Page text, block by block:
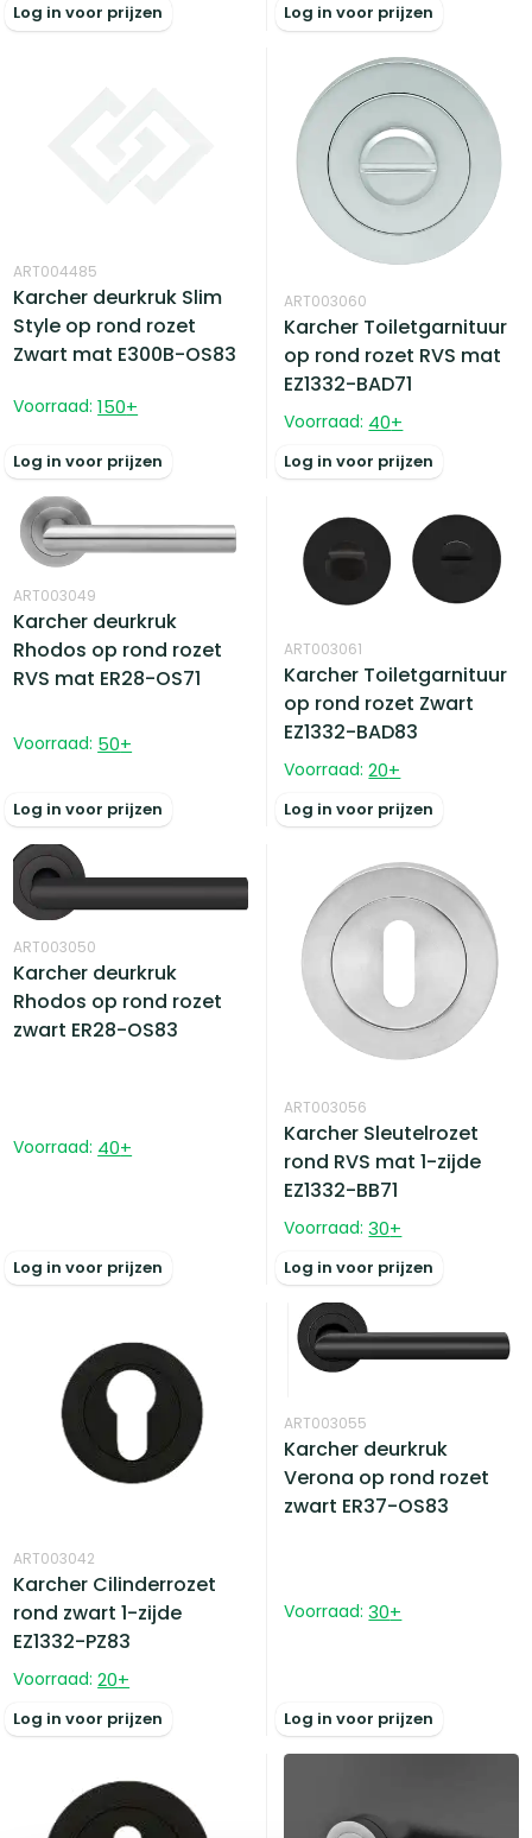
Log in voor prijzen Log in voor prijzen
ART004485
Karcher deurkruk Slim
Style op rond rozet
Zwart mat E300B-OS83
Voorraad: 150+
Log in voor prijzen
ART003060
Karcher Toiletgarnituur
op rond rozet RVS mat
EZ1332-BAD71
Voorraad: 40+
Log in voor prijzen
ART003049
Karcher deurkruk
Rhodos op rond rozet
RVS mat ER28-OS71
Voorraad: 50+
Log in voor prijzen
ART003061
Karcher Toiletgarnituur
op rond rozet Zwart
EZ1332-BAD83
Voorraad: 20+
Log in voor prijzen
ART003050
Karcher deurkruk
Rhodos op rond rozet
zwart ER28-OS83
Voorraad: 40+
Log in voor prijzen
ART003056
Karcher Sleutelrozet
rond RVS mat 1-zijde
EZ1332-BB71
Voorraad: 30+
Log in voor prijzen
ART003042
Karcher Cilinderrozet
rond zwart 1-zijde
EZ1332-PZ83
Voorraad: 20+
Log in voor prijzen
ART003055
Karcher deurkruk
Verona op rond rozet
zwart ER37-OS83
Voorraad: 30+
Log in voor prijzen